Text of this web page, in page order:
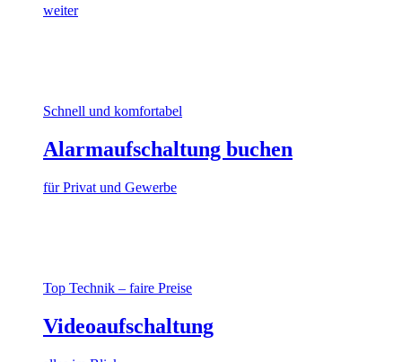
weiter
Schnell und komfortabel
Alarmaufschaltung buchen
für Privat und Gewerbe
Top Technik – faire Preise
Videoaufschaltung